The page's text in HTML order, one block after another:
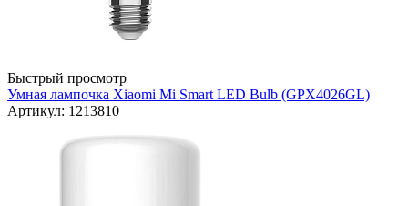
Быстрый просмотр
Умная лампочка Xiaomi Mi Smart LED Bulb (GPX4026GL)
Артикул: 1213810